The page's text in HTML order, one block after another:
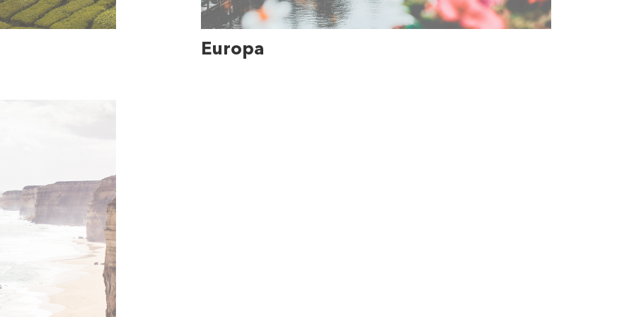
Europa